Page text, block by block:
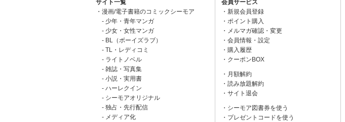
サイト一覧
漫画/電子書籍のコミックシーモア
少年・青年マンガ
少女・女性マンガ
BL（ボーイズラブ）
TL・レディコミ
ライトノベル
雑誌・写真集
小説・実用書
ハーレクイン
シーモアオリジナル
独占・先行配信
メディア化
会員サービス
新規会員登録
ポイント購入
メルマガ確認・変更
会員情報・設定
購入履歴
クーポンBOX
月額解約
読み放題解約
サイト退会
シーモア図書券を使う
プレゼントコードを使う